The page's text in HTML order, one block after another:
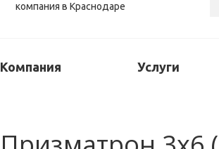
компания в Краснодаре
Компания Услуги